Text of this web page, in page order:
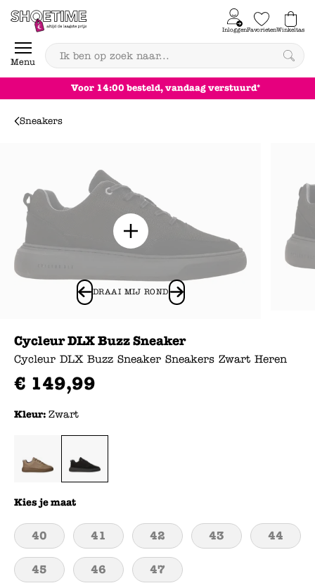
Skip to content
Menu
InloggenFavorietenWinkeltas
0
Achteraf betalen
Sneakers
DRAAI MIJ ROND
Cycleur DLX Buzz Sneaker
Cycleur DLX Buzz Sneaker Sneakers Zwart Heren
€ 149,99
Kleur: Zwart
Kies je maat
40 41 42 43 44
45 46 47